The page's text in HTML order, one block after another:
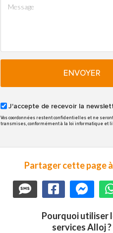
ENVOYER
J'accepte de recevoir la
Vos coordonnées restent confidentielles et ne
transmises, conformément à la loi informatique et
Partager cette page à
Pourquoi utiliser
services Alloj ?